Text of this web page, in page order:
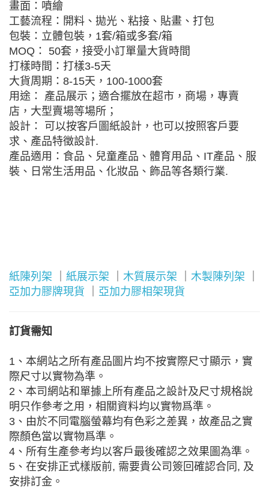
畫面：噴繪
工藝流程：開料、拋光、粘接、貼畫、打包
包裝：立體包裝，1套/箱或多套/箱
MOQ： 50套，接受小訂單量大貨時間
打樣時間：打樣3-5天
大貨周期：8-15天，100-1000套
用途： 產品展示；適合擺放在超市，商場，專賣
店，大型賣場等場所；
設計： 可以按客戶圖紙設計，也可以按照客戶要
求、產品特徵設計.
產品適用：食品、兒童產品、體育用品、IT產品、服
裝、日常生活用品、化妝品、飾品等各類行業.
紙陳列架 紙展示架 木質展示架 木製陳列架
亞加力膠牌現貨
亞加力膠相架現貨
訂貨需知
1、本網站之所有產品圖片均不按實際尺寸顯示，實
際尺寸以實物為準。
2、本司網站和單據上所有產品之設計及尺寸規格說
明只作參考之用，相關資料均以實物爲準。
3、由於不同電腦螢幕均有色彩之差異，故產品之實
際顏色當以實物爲準。
4、所有生產參考均以客戶最後確認之效果圖為準。
5、在安排正式樣版前, 需要貴公司簽回確認合同, 及
安排訂金。